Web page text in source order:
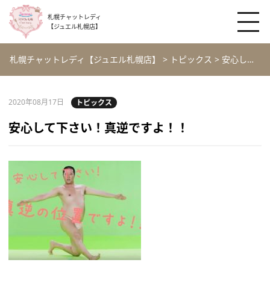
札幌チャットレディ
【ジュエル札幌店】
札幌チャットレディ【ジュエル札幌店】 > トピックス > 安心して下さい！真逆ですよ！！
2020年08月17日 トピックス
安心して下さい！真逆ですよ！！